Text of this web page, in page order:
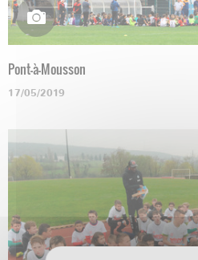
Pont-à-Mousson
17/05/2019